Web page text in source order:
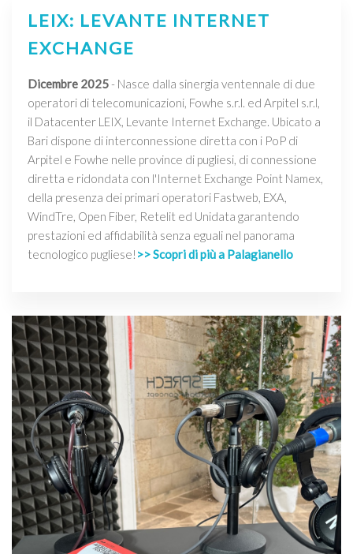
LEIX: LEVANTE INTERNET
EXCHANGE
Dicembre 2025- Nasce dalla sinergia ventennale di due
operatori di telecomunicazioni, Fowhe s.r.l. ed Arpitel s.r.l,
il Datacenter LEIX, Levante Internet Exchange. Ubicato a
Bari dispone di interconnessione diretta con i PoP di
Arpitel e Fowhe nelle province di pugliesi, di connessione
diretta e ridondata con l'Internet Exchange Point Namex,
della presenza dei primari operatori Fastweb, EXA,
WindTre, Open Fiber, Retelit ed Unidata garantendo
prestazioni ed affidabilità senza eguali nel panorama
tecnologico pugliese! >> Scopri di più a Palagianello